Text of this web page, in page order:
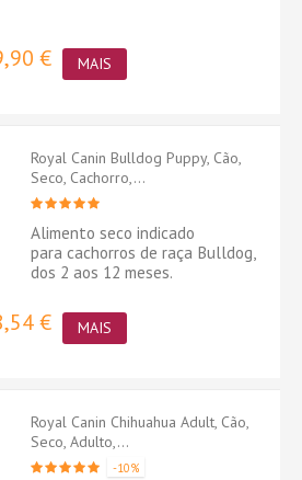
€ MAIS
Royal Canin Bulldog Puppy, Cão,
Seco, Cachorro,...
Alimento seco indicado
para cachorros de raça Bulldog,
dos 2 aos 12 meses.
€ MAIS
Royal Canin Chihuahua Adult, Cão,
Seco, Adulto,...
-10%